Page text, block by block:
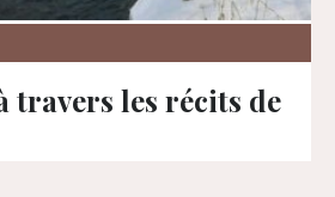
travers les récits de